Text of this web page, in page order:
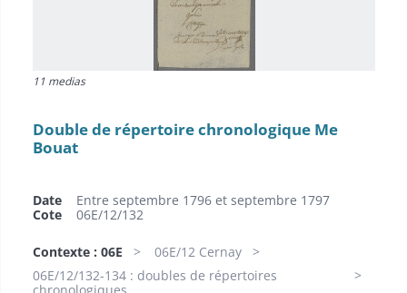
11 medias
Double de répertoire chronologique Me
Bouat
Date
Entre septembre 1796 et septembre 1797
Cote
06E/12/132
Contexte : 06E
06E/12 Cernay
06E/12/132-134 : doubles de répertoires